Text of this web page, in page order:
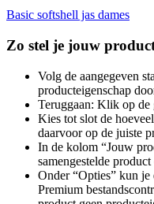
Basic softshell jas dames
Zo stel je jouw
Volg de aangegeven
producteigenschap
Teruggaan: Klik op de
Kies tot slot de
daarvoor op de juiste
In de kolom “Jouw
samengestelde
Onder “Opties” kun je
Premium